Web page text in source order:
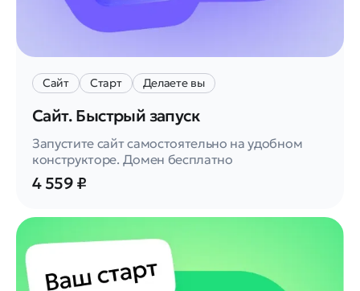
Сайт Старт Делаете вы
Сайт. Быстрый запуск
Запустите сайт самостоятельно на удобном
конструкторе. Домен бесплатно
4 559 ₽